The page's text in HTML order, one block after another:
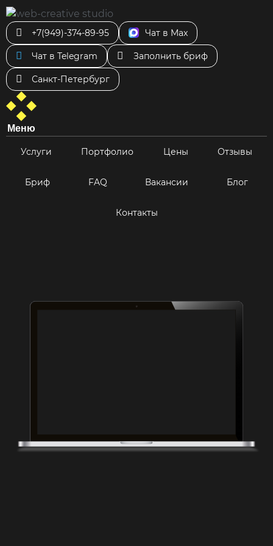
+7(949)-374-89-95 Чат в Max
Чат в Telegram Заполнить бриф
Санкт-Петербург
Меню
Услуги Портфолио Цены Отзывы
Бриф FAQ Вакансии Блог
Контакты